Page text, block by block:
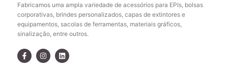
Fabricamos uma ampla variedade de acessórios para EPIs, bolsas
corporativas, brindes personalizados, capas de extintores e
equipamentos, sacolas de ferramentas, materiais gráficos,
sinalização, entre outros.